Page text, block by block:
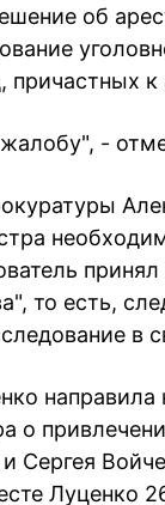
об
к
-
то есть,
в
направила
о
Сергея
Луценко